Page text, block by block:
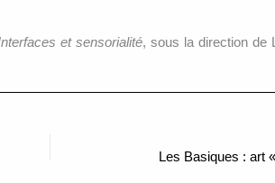
et sensorialité, sous la direction de
Les Basiques : art